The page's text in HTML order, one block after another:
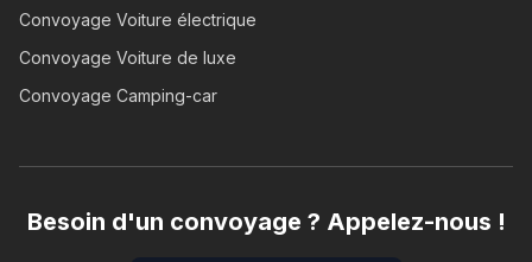
Convoyage Voiture électrique
Convoyage Voiture de luxe
Convoyage Camping-car
Besoin d'un convoyage ? Appelez-nous !